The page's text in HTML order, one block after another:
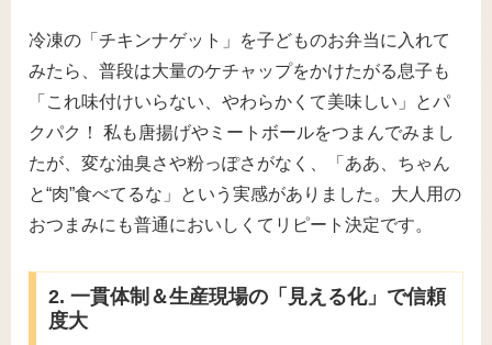
冷凍の「チキンナゲット」を子どものお弁当に入れて
みたら、普段は大量のケチャップをかけたがる息子も
「これ味付けいらない、やわらかくて美味しい」とパ
クパク！ 私も唐揚げやミートボールをつまんでみまし
たが、変な油臭さや粉っぽさがなく、「ああ、ちゃん
と“肉”食べてるな」という実感がありました。大人用の
おつまみにも普通においしくてリピート決定です。
2. 一貫体制＆生産現場の「見える化」で信頼
度大